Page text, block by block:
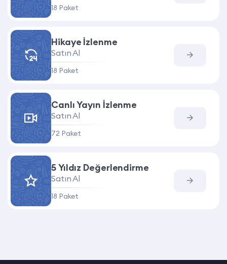
18 Paket
Hikaye İzlenme
Satın Al
18 Paket
Canlı Yayın İzlenme
Satın Al
72 Paket
5 Yıldız Değerlendirme
Satın Al
18 Paket